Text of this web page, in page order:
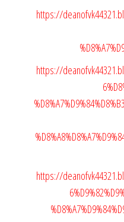
https://
https://
https://